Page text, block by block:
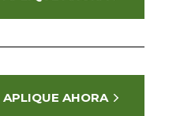
APLIQUE AHORA